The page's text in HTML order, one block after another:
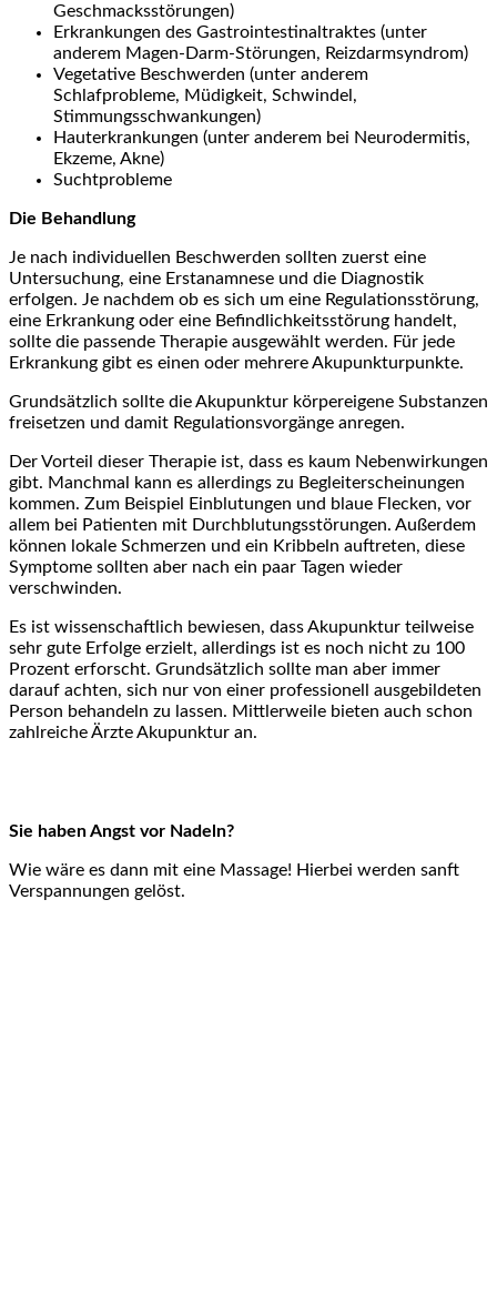
Geschmacksstörungen)
Erkrankungen des Gastrointestinaltraktes (unter
anderem Magen-Darm-Störungen, Reizdarmsyndrom)
Vegetative Beschwerden (unter anderem
Schlafprobleme, Müdigkeit, Schwindel,
Stimmungsschwankungen)
Hauterkrankungen (unter anderem bei Neurodermitis,
Ekzeme, Akne)
Suchtprobleme
Die Behandlung
Je nach individuellen Beschwerden sollten zuerst eine
Untersuchung, eine Erstanamnese und die Diagnostik
erfolgen. Je nachdem ob es sich um eine Regulationsstörung,
eine Erkrankung oder eine Befindlichkeitsstörung handelt,
sollte die passende Therapie ausgewählt werden. Für jede
Erkrankung gibt es einen oder mehrere Akupunkturpunkte.
Grundsätzlich sollte die Akupunktur körpereigene Substanzen
freisetzen und damit Regulationsvorgänge anregen.
Der Vorteil dieser Therapie ist, dass es kaum Nebenwirkungen
gibt. Manchmal kann es allerdings zu Begleiterscheinungen
kommen. Zum Beispiel Einblutungen und blaue Flecken, vor
allem bei Patienten mit Durchblutungsstörungen. Außerdem
können lokale Schmerzen und ein Kribbeln auftreten, diese
Symptome sollten aber nach ein paar Tagen wieder
verschwinden.
Es ist wissenschaftlich bewiesen, dass Akupunktur teilweise
sehr gute Erfolge erzielt, allerdings ist es noch nicht zu 100
Prozent erforscht. Grundsätzlich sollte man aber immer
darauf achten, sich nur von einer professionell ausgebildeten
Person behandeln zu lassen. Mittlerweile bieten auch schon
zahlreiche Ärzte Akupunktur an.
Sie haben Angst vor Nadeln?
Wie wäre es dann mit eine Massage! Hierbei werden sanft
Verspannungen gelöst.